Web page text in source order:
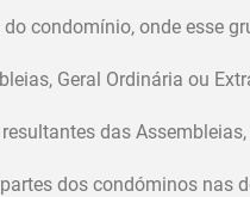
condomínio, onde esse
Geral Ordinária ou
das
dos condóminos nas